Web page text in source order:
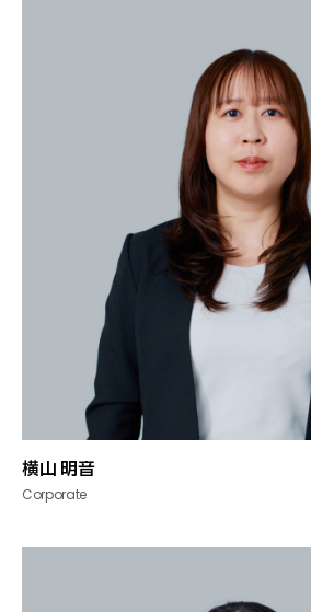
横山 明音
Corporate